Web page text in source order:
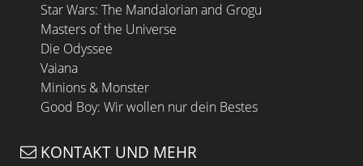
Star Wars: The Mandalorian and Grogu
Masters of the Universe
Die Odyssee
Vaiana
Minions & Monster
Good Boy: Wir wollen nur dein Bestes
KONTAKT UND MEHR